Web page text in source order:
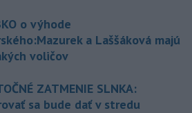
o výhode
a Laššáková majú
voličov
ZATMENIE SLNKA:
sa bude dať v stredu